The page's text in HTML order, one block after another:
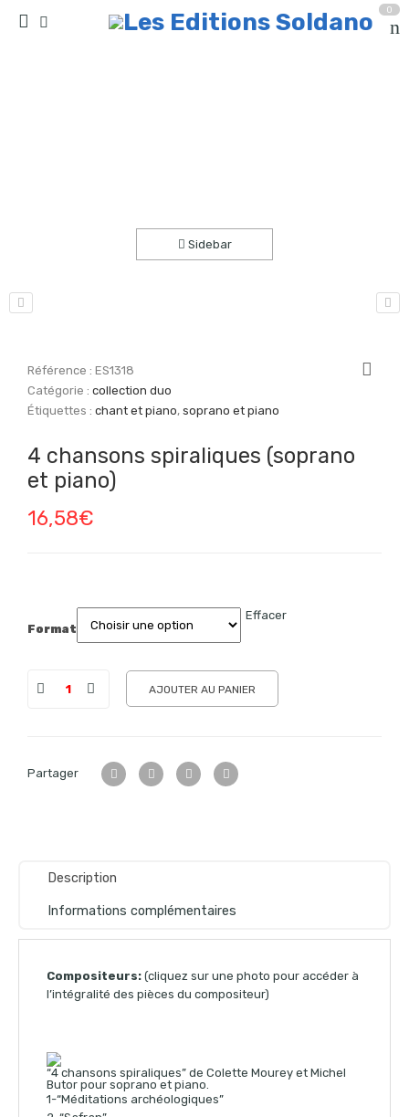
0
Sidebar
Référence :ES1318
Catégorie :collection duo
Étiquettes :chant et piano,soprano et piano
4 chansons spiraliques (soprano
et piano)
16,58€
Format
Effacer
AJOUTER AU PANIER
Partager
Description
Informations complémentaires
Compositeurs: (cliquez sur une photo pour accéder à
l’intégralité des pièces du compositeur)
“4 chansons spiraliques” de Colette Mourey et Michel
Butor pour soprano et piano.
1-“Méditations archéologiques”